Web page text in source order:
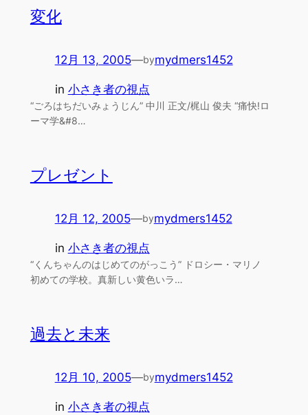
変化
12月 13, 2005—bymydmers1452
in 小さき者の視点
“ごろはちだいみょうじん” 中川 正文/梶山 俊夫 “痛快!ロ
ーマ学&#8…
プレゼント
12月 12, 2005—bymydmers1452
in 小さき者の視点
“くんちゃんのはじめてのがっこう” ドロシー・マリノ
初めての学校。真新しい黄色いラ…
過去と未来
12月 10, 2005—bymydmers1452
in 小さき者の視点